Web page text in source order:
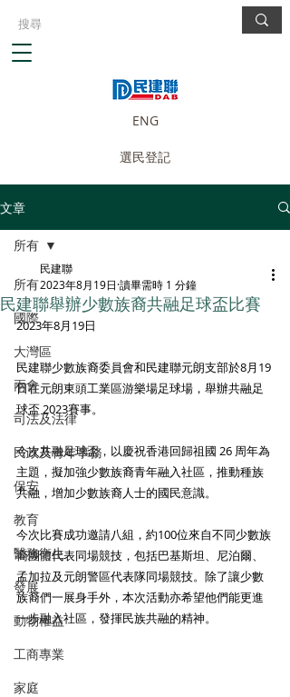
ENG
選民登記
文章
所有
國際
大灣區
兩會
司法及法律
民政及青年事務
保安
教育
醫務衛生
發展
動物權益
工商專業
家庭
所有
民建聯舉辦少數族裔共融足球盃比賽
民建聯
2023年8月19日 讀畢需時 1 分鐘
2023年8月19日
民建聯少數族裔委員會和民建聯元朗支部於8月19
日在元朗東頭工業區游樂場足球場，舉辦共融足
球盃 2023賽事。
今次共融足球盃，以慶祝香港回歸祖國 26 周年為
主題，擬加強少數族裔青年融入社區，推動種族
共融，增加少數族裔人士的國民意識。
今次比賽成功邀請八組，約100位來自不同少數族
裔團體代表同場競技，包括巴基斯坦、尼泊爾、
孟加拉及元朗警區代表隊同場競技。除了讓少數
族裔們一展身手外，本次活動亦希望他們能更進
一步融入社區，發揮民族共融的精神。